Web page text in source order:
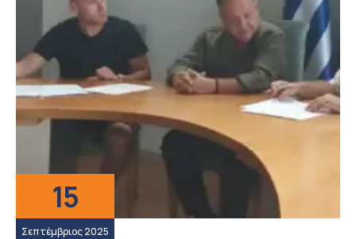
15
Σεπτέμβριος 2025